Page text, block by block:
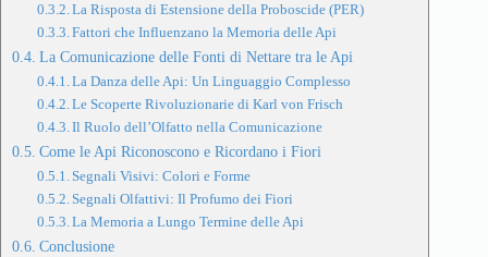
La Risposta di Estensione della Proboscide (PER)
Fattori che Influenzano la Memoria delle Api
La Comunicazione delle Fonti di Nettare tra le Api
La Danza delle Api: Un Linguaggio Complesso
Le Scoperte Rivoluzionarie di Karl von Frisch
Il Ruolo dell’Olfatto nella Comunicazione
Come le Api Riconoscono e Ricordano i Fiori
Segnali Visivi: Colori e Forme
Segnali Olfattivi: Il Profumo dei Fiori
La Memoria a Lungo Termine delle Api
Conclusione